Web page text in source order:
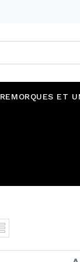
REMORQUES ET